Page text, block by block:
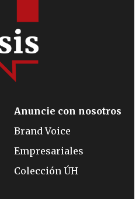
Anuncie con nosotros
Brand Voice
Empresariales
Colección ÚH